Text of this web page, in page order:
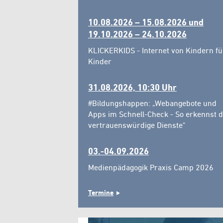
10.08.2026 – 15.08.2026 und
19.10.2026 – 24.10.2026
KLICKERKIDS - Internet von Kindern
Kinder
31.08.2026, 10:30 Uhr
#Bildungshappen: „Webangebote und
Apps im Schnell-Check - So erkennst
vertrauenswürdige Dienste"
03.-04.09.2026
Medienpädagogik Praxis Camp 2026
Termine